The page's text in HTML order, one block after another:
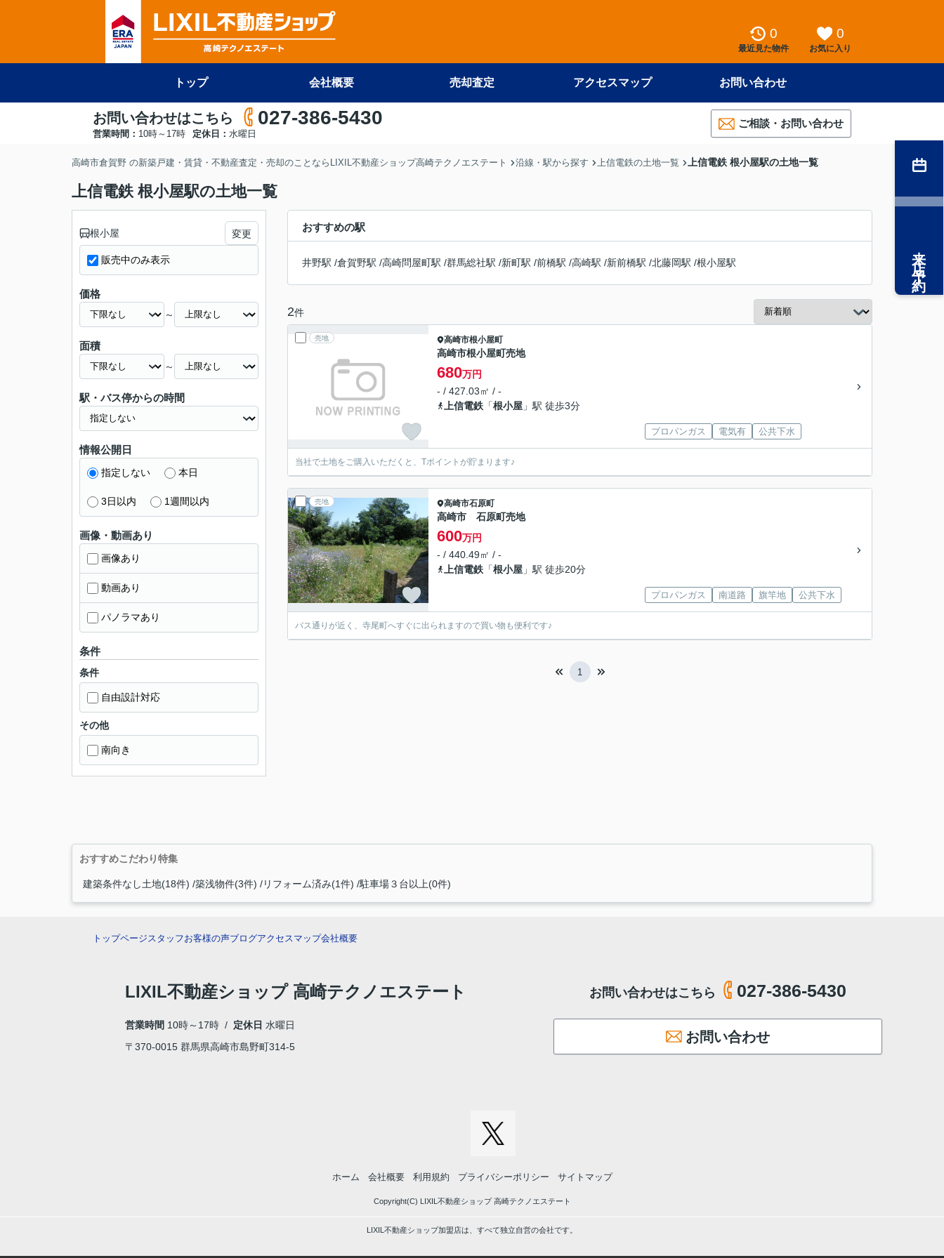
0
最近見た物件
0
お気に入り
トップ 会社概要 売却査定 アクセスマップ お問い合わせ
お問い合わせはこちら 027-386-5430
営業時間： 10時～17時 定休日： 水曜日
ご相談・お問い合わせ
高崎市倉賀野 の新築戸建・賃貸・不動産査定・売却のことならLIXIL不動産ショップ高崎テクノエステート 沿線・駅から探す 上信電鉄の土地一覧 上信電鉄 根小屋駅の土地一覧
上信電鉄 根小屋駅の土地一覧
おすすめの駅
井野駅 /倉賀野駅 /高崎問屋町駅 /群馬総社駅 /新町駅 /前橋駅 /高崎駅 /新前橋駅 /北藤岡駅 /根小屋駅
2件
売地 高崎市根小屋町
高崎市根小屋町売地
680万円
- / 427.03㎡ / -
上信電鉄 「根小屋 」駅 徒歩3分
プロパンガス 電気有 公共下水
当社で土地をご購入いただくと、Tポイントが貯まります♪
売地 高崎市石原町
高崎市 石原町売地
600万円
- / 440.49㎡ / -
上信電鉄 「根小屋 」駅 徒歩20分
プロパンガス 南道路 旗竿地 公共下水
バス通りが近く、寺尾町へすぐに出られますので買い物も便利です♪
1
根小屋 変更
販売中のみ表示
価格
～
面積
～
駅・バス停からの時間
情報公開日
指定しない 本日
3日以内 1週間以内
画像・動画あり
画像あり
動画あり
パノラマあり
条件
条件
自由設計対応
その他
南向き
おすすめこだわり特集
建築条件なし土地(18件) 築浅物件(3件) リフォーム済み(1件) 駐車場３台以上(0件)
来店予約
トップページスタッフお客様の声ブログアクセスマップ会社概要
LIXIL不動産ショップ 高崎テクノエステート
営業時間 10時～17時 / 定休日 水曜日
〒370-0015 群馬県高崎市島野町314-5
お問い合わせはこちら 027-386-5430
お問い合わせ
ホーム 会社概要 利用規約 プライバシーポリシー サイトマップ
Copyright(C) LIXIL不動産ショップ 高崎テクノエステート
LIXIL不動産ショップ加盟店は、すべて独立自営の会社です。